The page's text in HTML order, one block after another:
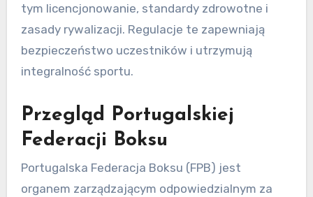
tym licencjonowanie, standardy zdrowotne i
zasady rywalizacji. Regulacje te zapewniają
bezpieczeństwo uczestników i utrzymują
integralność sportu.
Przegląd Portugalskiej
Federacji Boksu
Portugalska Federacja Boksu (FPB) jest
organem zarządzającym odpowiedzialnym za